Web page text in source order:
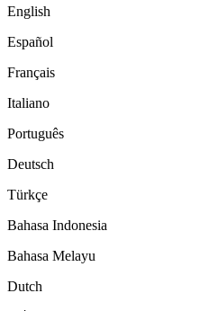
English
Español
Français
Italiano
Português
Deutsch
Türkçe
Bahasa Indonesia
Bahasa Melayu
Dutch